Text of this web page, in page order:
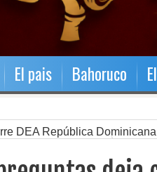
El pais Bahoruco
DEA República Dominicana
narcotráfico Caribe